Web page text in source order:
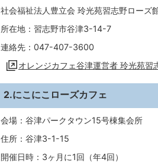
社会福祉法人豊立会 玲光苑習志野ローズ
所在地：習志野市谷津3-14-7
連絡先：047-407-3600
オレンジカフェ谷津運営者 玲光苑習
2.にこにこローズカフェ
会場：谷津パークタウン15号棟集会所
住所：谷津3-1-15
開催日時：3ヶ月に1回（年4回）